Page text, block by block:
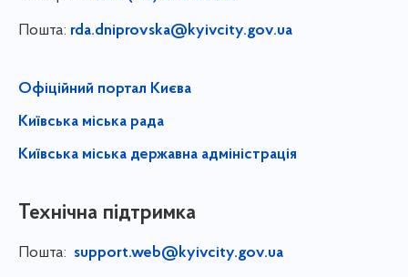
Пошта: rda.dniprovska@kyivcity.gov.ua
Офіційний портал Києва
Київська міська рада
Київська міська державна адміністрація
Технічна підтримка
Пошта: support.web@kyivcity.gov.ua